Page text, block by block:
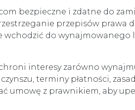
bezpieczne i zdatne do
przepisów prawa
wchodzić do wynajmowanego
interesy zarówno
terminy płatności,
umowę z prawnikiem, aby